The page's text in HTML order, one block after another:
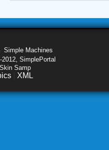
Simple Machines
SimplePortal
Samp
XML